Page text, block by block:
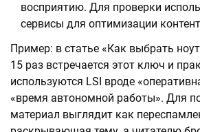
восприятию. Для проверки
сервисы для оптимизации
Пример: в статье «Как выбрать
15 раз встречается этот ключ и
используются LSI вроде
«время автономной работы». Для
материал выглядит как